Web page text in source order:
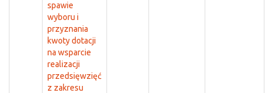
spawie
wyboru i
przyznania
kwoty dotacji
na wsparcie
realizacji
przedsięwzięć
z zakresu